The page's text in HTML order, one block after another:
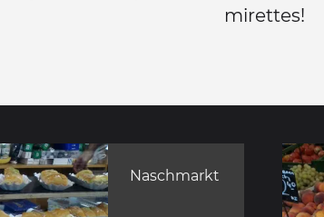
mirettes!
Naschmarkt